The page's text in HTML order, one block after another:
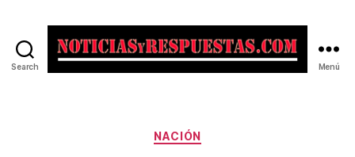
Search Menú
Categorías
NACIÓN